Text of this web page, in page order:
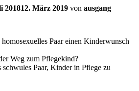
201812. März 2019 von ausgang
Paar einen Kinderwunsch
Weg zum Pflegekind?
schwules Paar, Kinder in Pflege zu